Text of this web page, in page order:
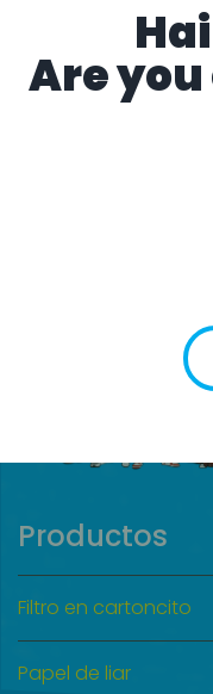
Are you
expositores de
Productos
Filtro en cartoncito
Papel de liar